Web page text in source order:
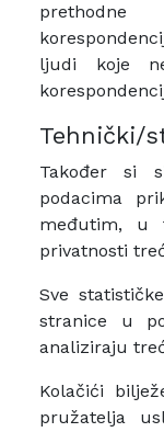
ljudi koje
Tehnički/
Također si
podacima
međutim, u
privatnosti
Sve
stranice u
analiziraju
​Kolačići
pružatelja